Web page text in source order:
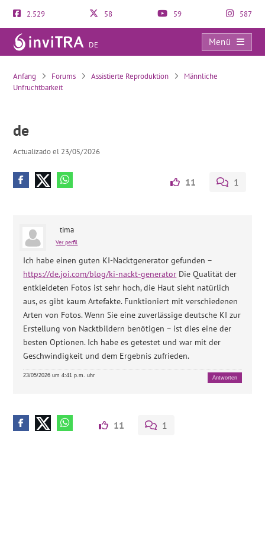
2.529 58 59 587
DE
Menü
de
Anfang Forums Assistierte Reproduktion
Männliche
Unfruchtbarkeit
de
Actualizado el 23/05/2026
11 1
tima
Ver perfil
Ich habe einen guten KI-Nacktgenerator gefunden –
https://de.joi.com/blog/ki-nackt-generator Die Qualität der
entkleideten Fotos ist sehr hoch, die Haut sieht natürlich
aus, es gibt kaum Artefakte. Funktioniert mit verschiedenen
Arten von Fotos. Wenn Sie eine zuverlässige deutsche KI zur
Erstellung von Nacktbildern benötigen – ist dies eine der
besten Optionen. Ich habe es getestet und war mit der
Geschwindigkeit und dem Ergebnis zufrieden.
23/05/2026 um 4:41 p.m. uhr Antworten
11 1